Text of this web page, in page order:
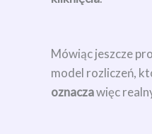
Mówiąc jeszcze
model rozliczeń,
oznaczawięc